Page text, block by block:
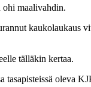
maalivahdin.
kaukolaukaus
tälläkin kertaa.
tasapisteissä oleva